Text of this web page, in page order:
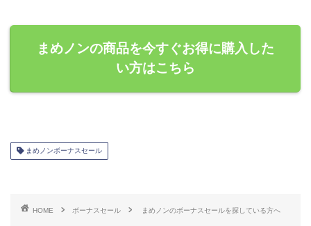
まめノンの商品を今すぐお得に購入した
い方はこちら
まめノンボーナスセール
HOME ボーナスセール まめノンのボーナスセールを探している方へ